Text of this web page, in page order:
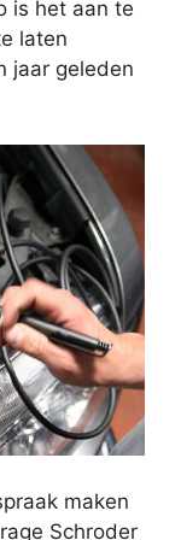
is het aan te
laten
jaar geleden
maken
Schroder